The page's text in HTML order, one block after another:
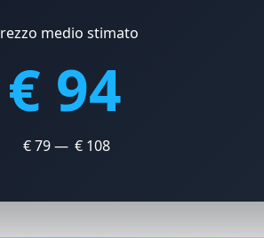
medio stimato
€ 94
€ 79 — € 108